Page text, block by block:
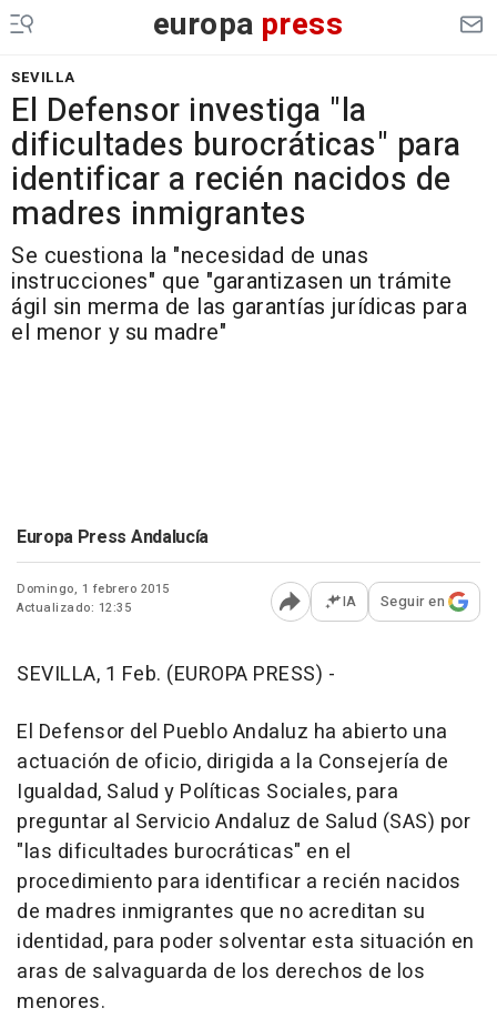
europa press
SEVILLA
El Defensor investiga "la
dificultades burocráticas" para
identificar a recién nacidos de
madres inmigrantes
Se cuestiona la "necesidad de unas
instrucciones" que "garantizasen un trámite
ágil sin merma de las garantías jurídicas para
el menor y su madre"
Europa Press Andalucía
Domingo, 1 febrero 2015
Actualizado: 12:35
Abrir opciones para
IA Seguir en
SEVILLA, 1 Feb. (EUROPA PRESS) -
El Defensor del Pueblo Andaluz ha abierto una
actuación de oficio, dirigida a la Consejería de
Igualdad, Salud y Políticas Sociales, para
preguntar al Servicio Andaluz de Salud (SAS) por
"las dificultades burocráticas" en el
procedimiento para identificar a recién nacidos
de madres inmigrantes que no acreditan su
identidad, para poder solventar esta situación en
aras de salvaguarda de los derechos de los
menores.